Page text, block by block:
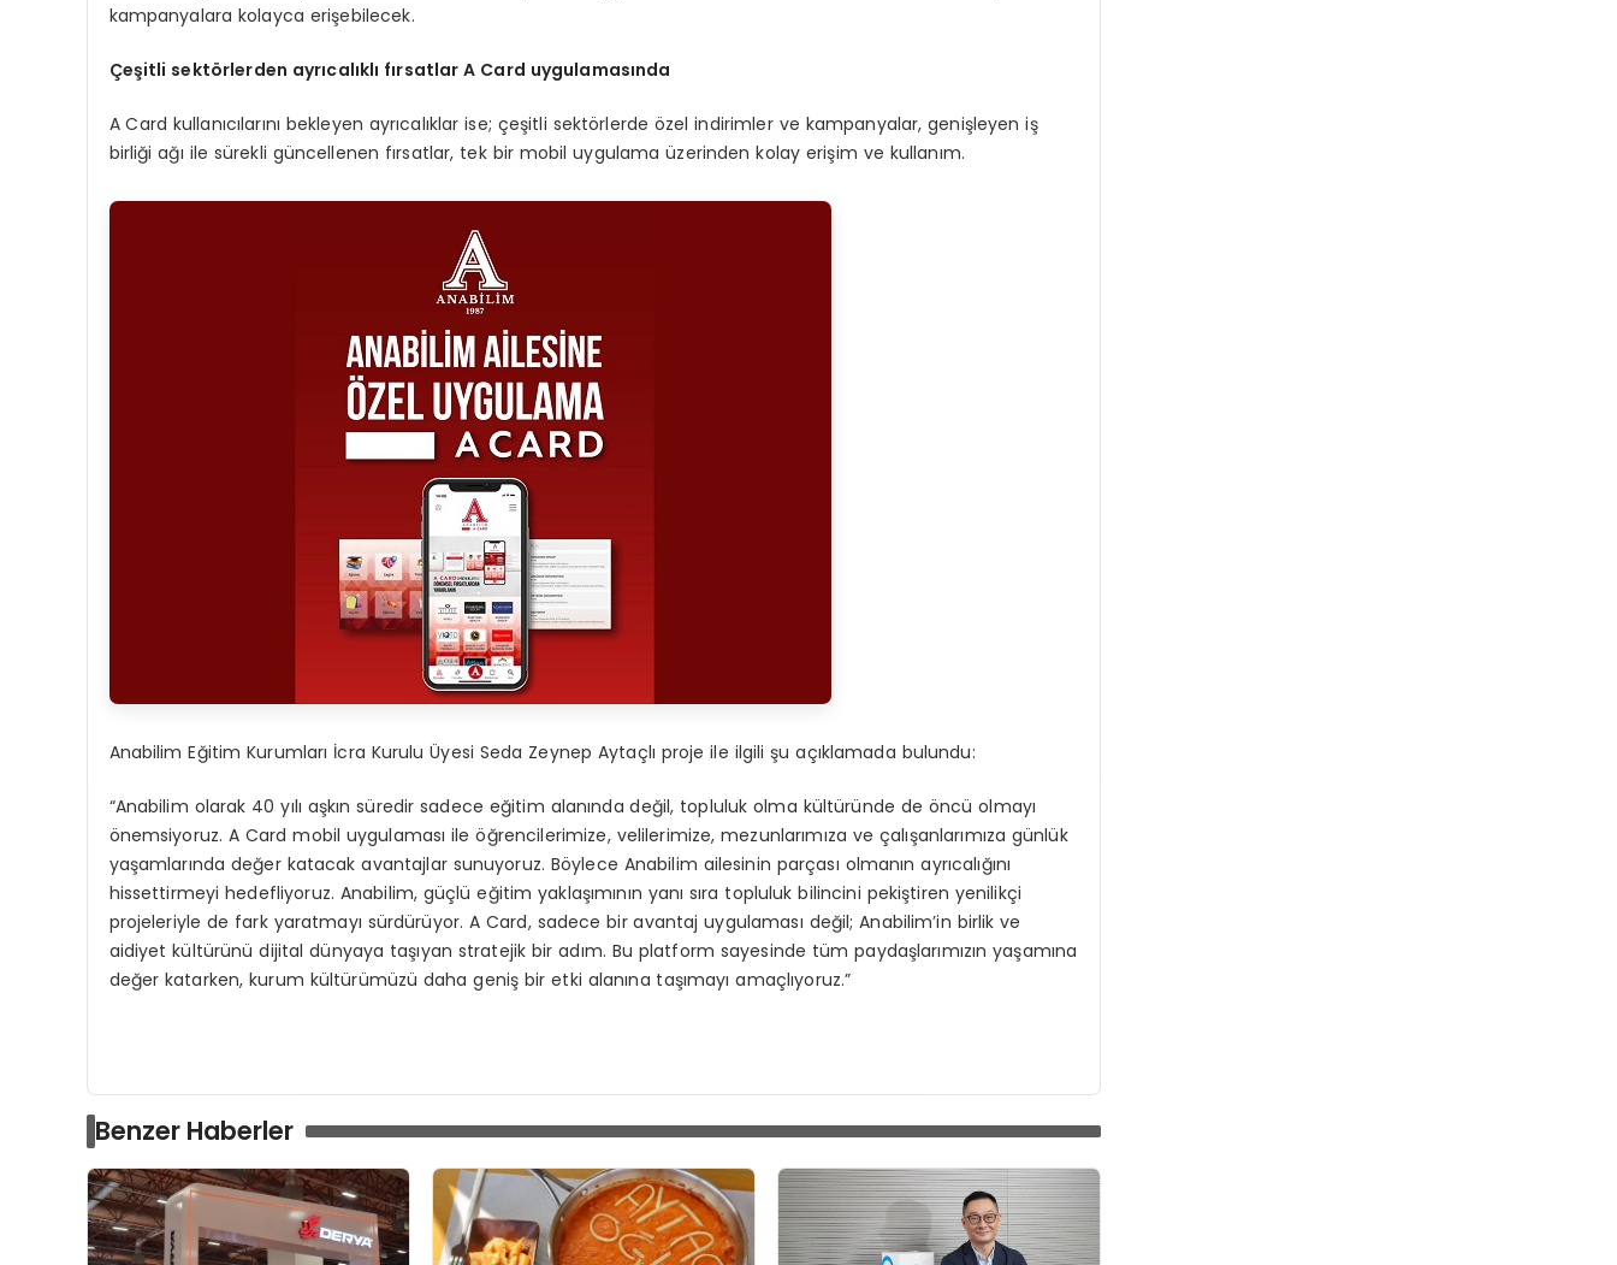
kampanyalara kolayca erişebilecek.
Çeşitli sektörlerden ayrıcalıklı fırsatlar A Card uygulamasında
A Card kullanıcılarını bekleyen ayrıcalıklar ise; çeşitli sektörlerde özel indirimler ve kampanyalar, genişleyen iş
birliği ağı ile sürekli güncellenen fırsatlar, tek bir mobil uygulama üzerinden kolay erişim ve kullanım.
Anabilim Eğitim Kurumları İcra Kurulu Üyesi Seda Zeynep Aytaçlı proje ile ilgili şu açıklamada bulundu:
“Anabilim olarak 40 yılı aşkın süredir sadece eğitim alanında değil, topluluk olma kültüründe de öncü olmayı
önemsiyoruz. A Card mobil uygulaması ile öğrencilerimize, velilerimize, mezunlarımıza ve çalışanlarımıza günlük
yaşamlarında değer katacak avantajlar sunuyoruz. Böylece Anabilim ailesinin parçası olmanın ayrıcalığını
hissettirmeyi hedefliyoruz. Anabilim, güçlü eğitim yaklaşımının yanı sıra topluluk bilincini pekiştiren yenilikçi
projeleriyle de fark yaratmayı sürdürüyor. A Card, sadece bir avantaj uygulaması değil; Anabilim’in birlik ve
aidiyet kültürünü dijital dünyaya taşıyan stratejik bir adım. Bu platform sayesinde tüm paydaşlarımızın yaşamına
değer katarken, kurum kültürümüzü daha geniş bir etki alanına taşımayı amaçlıyoruz.”
Benzer Haberler